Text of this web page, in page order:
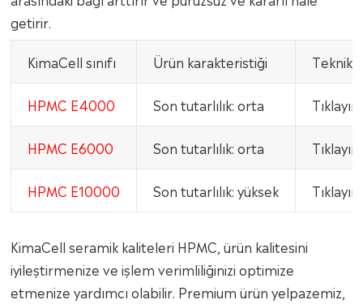
getirir.
KimaCell sınıfı Ürün karakteristiği Teknik
HPMC E4000 Son tutarlılık: orta Tıklayın
HPMC E6000 Son tutarlılık: orta Tıklayın
HPMC E10000 Son tutarlılık: yüksek Tıklayın
KimaCell seramik kaliteleri HPMC, ürün kalitesini
iyileştirmenize ve işlem verimliliğinizi optimize
etmenize yardımcı olabilir. Premium ürün yelpazemiz,